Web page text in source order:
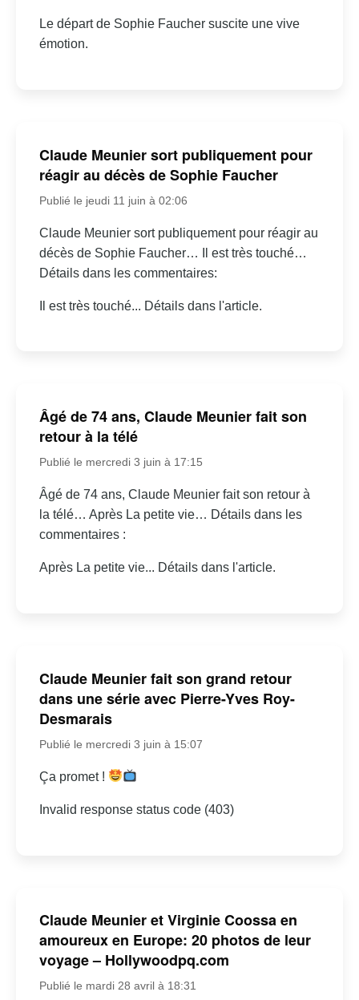
Le départ de Sophie Faucher suscite une vive
émotion.
Claude Meunier sort publiquement pour
réagir au décès de Sophie Faucher
Publié le jeudi 11 juin à 02:06
Claude Meunier sort publiquement pour réagir au
décès de Sophie Faucher… Il est très touché…
Détails dans les commentaires:
Il est très touché... Détails dans l'article.
Âgé de 74 ans, Claude Meunier fait son
retour à la télé
Publié le mercredi 3 juin à 17:15
Âgé de 74 ans, Claude Meunier fait son retour à
la télé… Après La petite vie… Détails dans les
commentaires :
Après La petite vie... Détails dans l'article.
Claude Meunier fait son grand retour
dans une série avec Pierre-Yves Roy-
Desmarais
Publié le mercredi 3 juin à 15:07
Ça promet !
Invalid response status code (403)
Claude Meunier et Virginie Coossa en
amoureux en Europe: 20 photos de leur
voyage – Hollywoodpq.com
Publié le mardi 28 avril à 18:31